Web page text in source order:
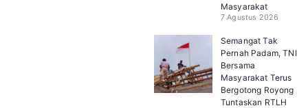
Masyarakat
7 Agustus 2026
Semangat Tak
Pernah Padam, TNI
Bersama
Masyarakat Terus
Bergotong Royong
Tuntaskan RTLH